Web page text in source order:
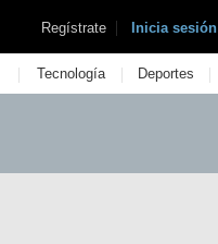
Regístrate | Inicia sesión
| Tecnología | Deportes |